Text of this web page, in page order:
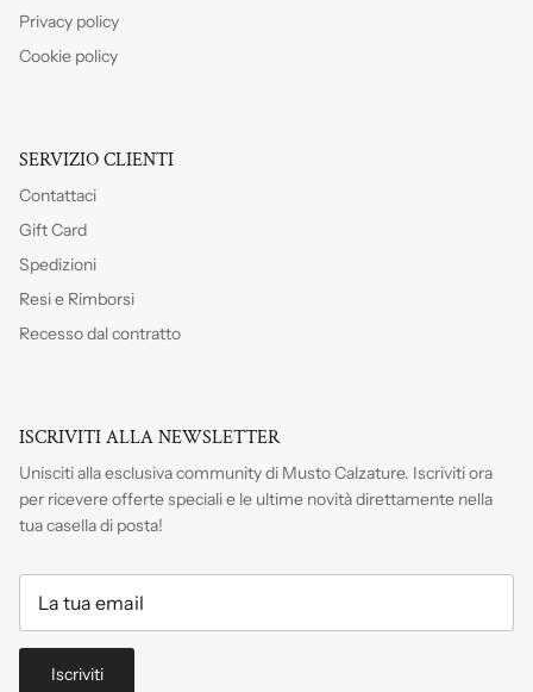
Privacy policy
Cookie policy
SERVIZIO CLIENTI
Contattaci
Gift Card
Spedizioni
Resi e Rimborsi
Recesso dal contratto
ISCRIVITI ALLA NEWSLETTER
Unisciti alla esclusiva community di Musto Calzature. Iscrivitiora
per ricevere offerte speciali e le ultime novità direttamente nella
tua casella di posta!
Iscriviti